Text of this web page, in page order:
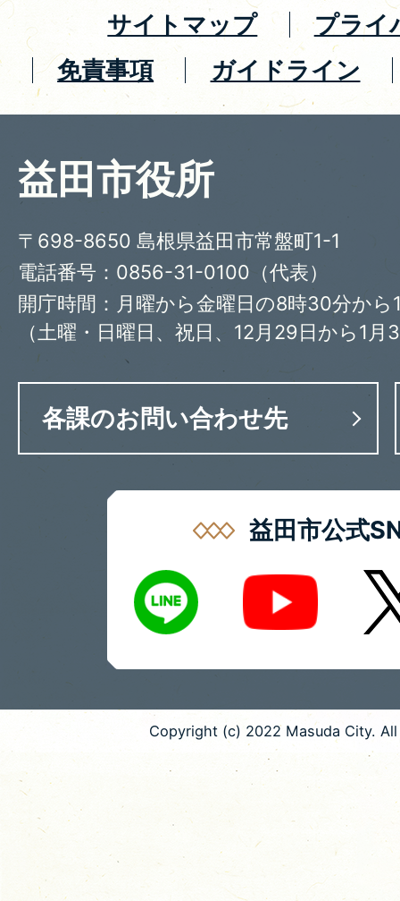
サイトマップ
プライ
免責事項
ガイドライン
益田市役所
〒698-8650 島根県益田市常盤町1-1
電話番号：0856-31-0100（代表）
開庁時間：月曜から金曜日の8時30分から
（土曜・日曜日、祝日、12月29日から1月
各課のお問い合わせ先
益田市公式
LINE
Youtube X
Copyright (c) 2022 Masuda City.